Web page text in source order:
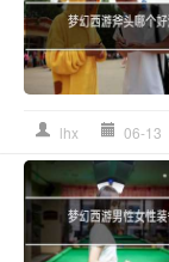
lhx 06-13